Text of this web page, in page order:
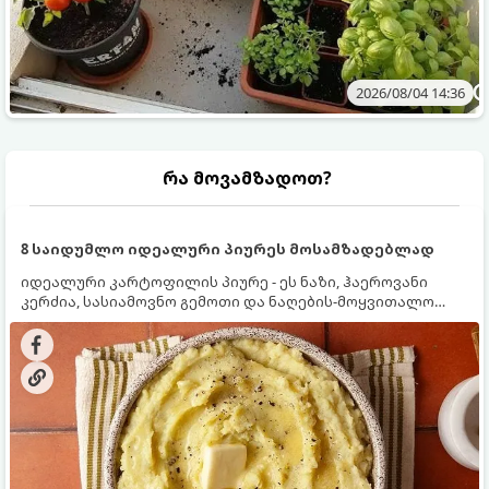
2026/08/04 14:36
რა მოვამზადოთ?
8 საიდუმლო იდეალური პიურეს მოსამზადებლად
იდეალური კარტოფილის პიურე - ეს ნაზი, ჰაეროვანი
კერძია, სასიამოვნო გემოთი და ნაღების-მოყვითალო
ფერით. მისი მომზადება ძალიან მარტივია, მაგრამ
არსებობს რამდენიმე საიდუმლო, რომლებიც უნდა
იცოდეთ, რომ პიურე იდეალურად გემრიელი გამოვიდეს.